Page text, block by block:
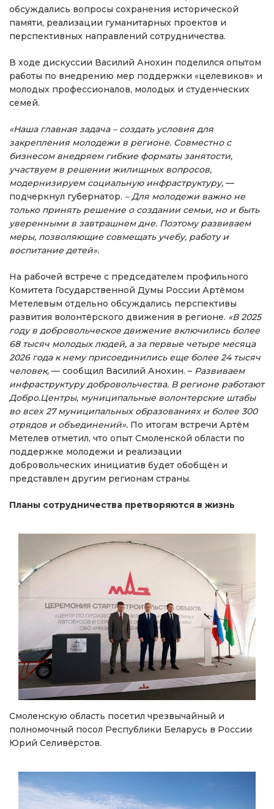
обсуждались вопросы сохранения исторической
памяти, реализации гуманитарных проектов и
перспективных направлений сотрудничества.
В ходе дискуссии Василий Анохин поделился опытом
работы по внедрению мер поддержки «целевиков» и
молодых профессионалов, молодых и студенческих
семей.
«Наша главная задача – создать условия для
закрепления молодежи в регионе. Совместно с
бизнесом внедряем гибкие форматы занятости,
участвуем в решении жилищных вопросов,
модернизируем социальную инфраструктуру, —
подчеркнул губернатор. – Для молодежи важно не
только принять решение о создании семьи, но и быть
уверенными в завтрашнем дне. Поэтому развиваем
меры, позволяющие совмещать учебу, работу и
воспитание детей».
На рабочей встрече с председателем профильного
Комитета Государственной Думы России Артёмом
Метелевым отдельно обсуждались перспективы
развития волонтёрского движения в регионе. «В 2025
году в добровольческое движение включились более
68 тысяч молодых людей, а за первые четыре месяца
2026 года к нему присоединились еще более 24 тысяч
человек, — сообщил Василий Анохин. – Развиваем
инфраструктуру добровольчества. В регионе работают
Добро.Центры, муниципальные волонтерские штабы
во всех 27 муниципальных образованиях и более 300
отрядов и объединений». По итогам встречи Артём
Метелев отметил, что опыт Смоленской области по
поддержке молодежи и реализации
добровольческих инициатив будет обобщён и
представлен другим регионам страны.
Планы сотрудничества претворяются в жизнь
Смоленскую область посетил чрезвычайный и
полномочный посол Республики Беларусь в России
Юрий Селивёрстов.